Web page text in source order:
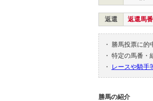
返還 返還馬
・ 勝馬投票に的
・ 特定の馬番・
・
レースや騎手
勝馬の紹介